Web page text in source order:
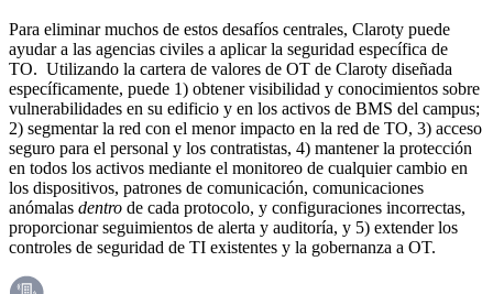
Para eliminar muchos de estos desafíos centrales, Claroty puede
ayudar a las agencias civiles a aplicar la seguridad específica de
TO. Utilizando la cartera de valores de OT de Claroty diseñada
específicamente, puede 1) obtener visibilidad y conocimientos sobre
vulnerabilidades en su edificio y en los activos de BMS del campus;
2) segmentar la red con el menor impacto en la red de TO, 3) acceso
seguro para el personal y los contratistas, 4) mantener la protección
en todos los activos mediante el monitoreo de cualquier cambio en
los dispositivos, patrones de comunicación, comunicaciones
anómalas dentro de cada protocolo, y configuraciones incorrectas,
proporcionar seguimientos de alerta y auditoría, y 5) extender los
controles de seguridad de TI existentes y la gobernanza a OT.